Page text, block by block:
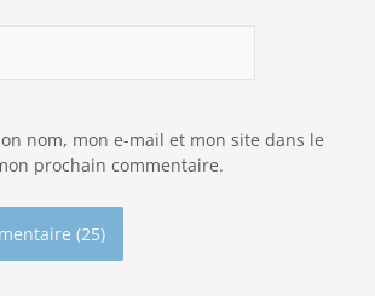
nom, mon e-mail et mon site dans le
prochain commentaire.